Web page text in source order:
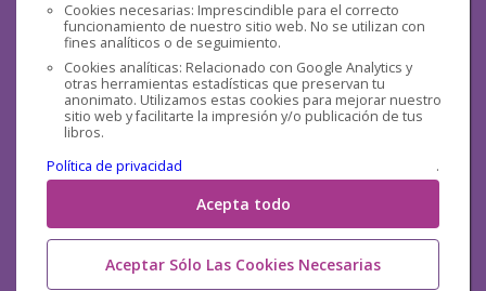
Cookies necesarias: Imprescindible para el correcto
funcionamiento de nuestro sitio web. No se utilizan con
fines analíticos o de seguimiento.
Cookies analíticas: Relacionado con Google Analytics y
otras herramientas estadísticas que preservan tu
anonimato. Utilizamos estas cookies para mejorar nuestro
sitio web y facilitarte la impresión y/o publicación de tus
libros.
Política de privacidad
.
Acepta todo
Aceptar Sólo Las Cookies Necesarias
Redes sociales